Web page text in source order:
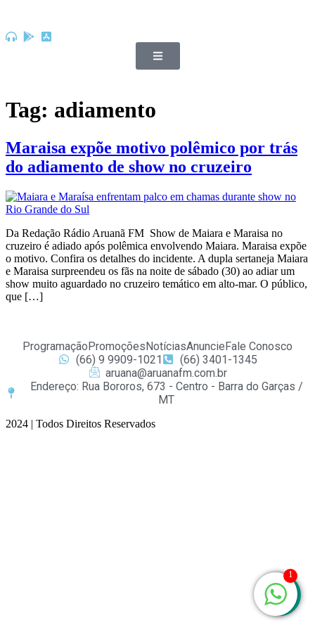
Tag: adiamento
Maraisa expõe motivo polêmico por trás
do adiamento de show no cruzeiro
Da Redação Rádio Aruanã FM Show de Maiara e Maraisa no
cruzeiro é adiado após polêmica envolvendo Maiara. Maraisa expõe
o motivo. Confira os detalhes do incidente. A dupla sertaneja Maiara
e Maraisa surpreendeu os fãs na noite de sábado (30) ao adiar um
show muito aguardado no cruzeiro temático em alto-mar. O público,
que […]
ProgramaçãoPromoçõesNotíciasAnuncieFale Conosco
(66) 9 9909-1021
(66) 3401-1345
aruana@aruanafm.com.br
Endereço: Rua Bororos, 673 - Centro - Barra do Garças /
MT
2024 | Todos Direitos Reservados
1